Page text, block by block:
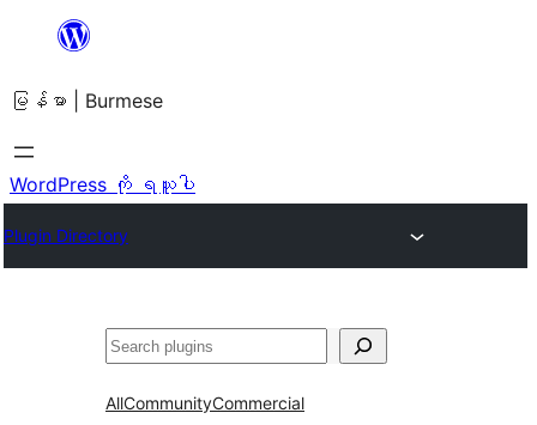
အကြောင်းအရာ
ကျော်သွား
ရန်
မြန်မာ | Burmese
WordPress ကို ရယူပါ
Plugin Directory
ရှာ
AllCommunityCommercial